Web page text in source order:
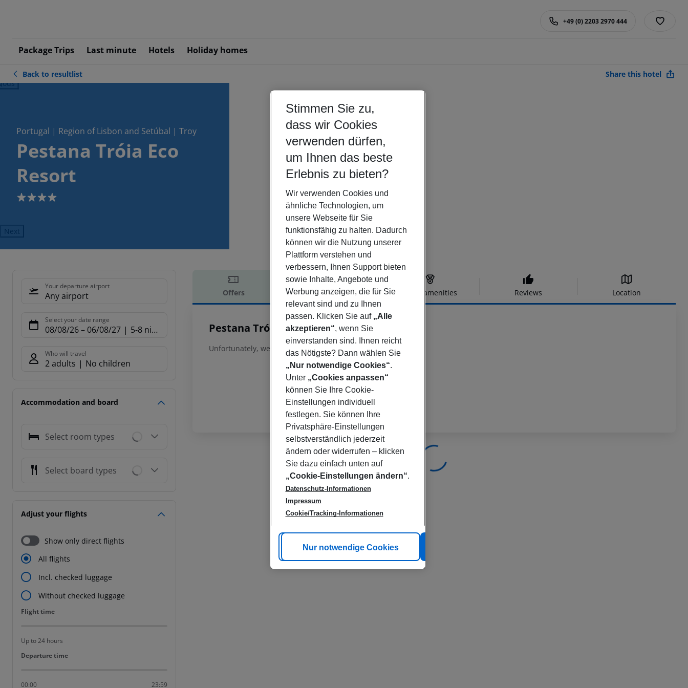
Package Trips Last minute Hotels Holiday homes
+49 (0) 2203 2970 444
Back to resultlist Share this hotel
Portugal | Region of Lisbon and Setúbal | Troy
Pestana Tróia Eco
Resort
4
Next
Your departure airport
Any airport
Select your date range
08/08/26– 06/08/27 5-8 nights
Who will travel
2 adults No children
Accommodation and board
Select room types
Select board types
Adjust your flights
Show only direct flights
All flights
Incl. checked luggage
Without checked luggage
Flight time
Flight time
Up to 24 hours
Departure time
Departure time
00:00 23:59
Offers Offer description Hotel amenities Reviews Location
Offer description
Pestana Tróia Eco Resort
4
Unfortunately, we do not have any description available
Stimmen Sie zu,
dass wir Cookies
verwenden dürfen,
um Ihnen das beste
Erlebnis zu bieten?
Wir verwenden Cookies und
ähnliche Technologien, um
unsere Webseite für Sie
funktionsfähig zu halten. Dadurch
können wir die Nutzung unserer
Plattform verstehen und
verbessern, Ihnen Support bieten
sowie Inhalte, Angebote und
Werbung anzeigen, die für Sie
relevant sind und zu Ihnen
passen. Klicken Sie auf „Alle
akzeptieren“, wenn Sie
einverstanden sind. Ihnen reicht
das Nötigste? Dann wählen Sie
„Nur notwendige Cookies“.
Unter „Cookies anpassen“
können Sie Ihre Cookie-
Einstellungen individuell
festlegen. Sie können Ihre
Privatsphäre-Einstellungen
selbstverständlich jederzeit
ändern oder widerrufen – klicken
Sie dazu einfach unten auf
„Cookie-Einstellungen ändern“.
Datenschutz-Informationen
Impressum
Cookie/Tracking-Informationen
Cookie anpassen
Nur notwendige Cookies